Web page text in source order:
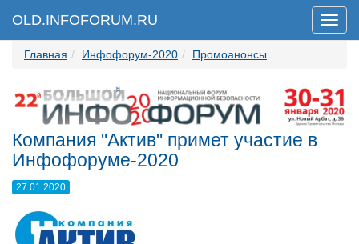
Меню
OLD.INFOFORUM.RU
Главная Инфофорум-2020 Промоанонсы
Компания "Актив" примет участие в
Инфофоруме-2020
27.01.2020